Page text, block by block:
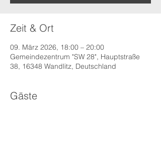
Zeit & Ort
09. März 2026, 18:00 – 20:00
Gemeindezentrum "SW 28", Hauptstraße
38, 16348 Wandlitz, Deutschland
Gäste